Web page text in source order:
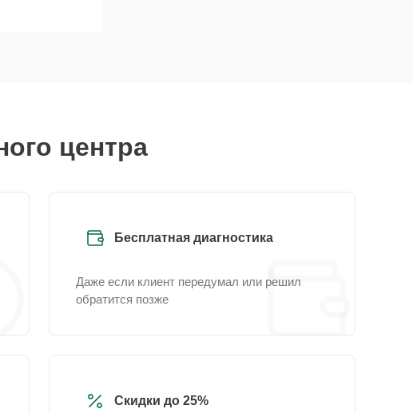
центра
Бесплатная диагностика
Даже если клиент передумал или решил
обратится позже
Скидки до 25%